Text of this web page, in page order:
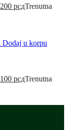
200 рсдTrenutna
Dodaj u korpu
100 рсдTrenutna